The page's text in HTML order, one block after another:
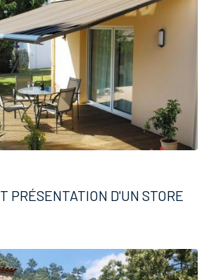
PRÉSENTATION D'UN STORE